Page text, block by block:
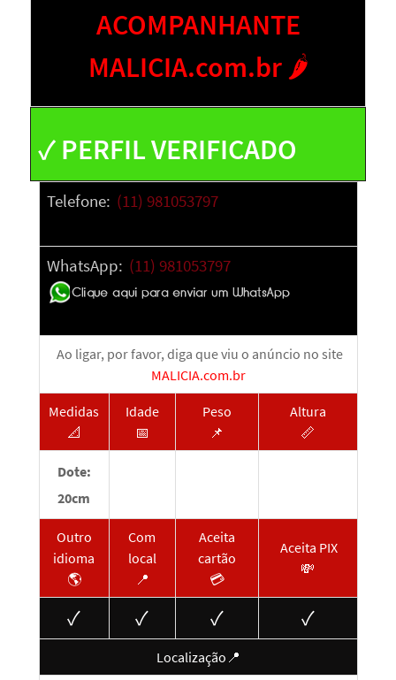
ACOMPANHANTE
MALICIA.com.br 🌶️
✓ PERFIL VERIFICADO
Telefone: (11) 981053797
WhatsApp: (11) 981053797
Ao ligar, por favor, diga que viu o anúncio no site
MALICIA.com.br
Medidas
📐
Idade
📅
Peso
📌
Altura
📏
Dote:
20cm
Outro
idioma
🌎
Com
local
📍
Aceita
cartão
💳
Aceita PIX
💸
✓ ✓ ✓ ✓
Localização📍